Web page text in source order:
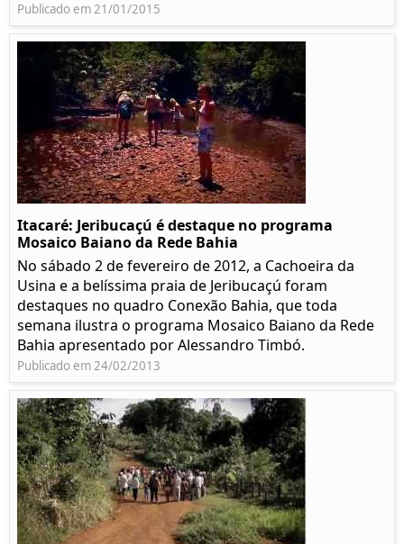
Publicado em 21/01/2015
Itacaré: Jeribucaçú é destaque no programa
Mosaico Baiano da Rede Bahia
No sábado 2 de fevereiro de 2012, a Cachoeira da
Usina e a belíssima praia de Jeribucaçú foram
destaques no quadro Conexão Bahia, que toda
semana ilustra o programa Mosaico Baiano da Rede
Bahia apresentado por Alessandro Timbó.
Publicado em 24/02/2013